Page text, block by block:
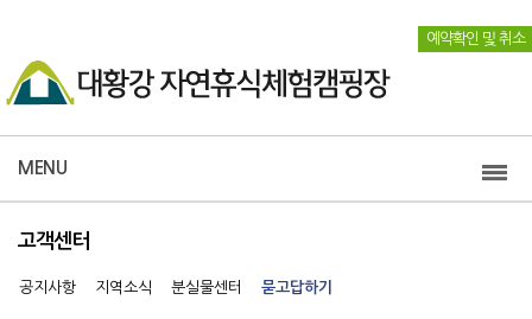
예약확인 및 취소
MENU
고객센터
공지사항 지역소식 분실물센터 묻고답하기